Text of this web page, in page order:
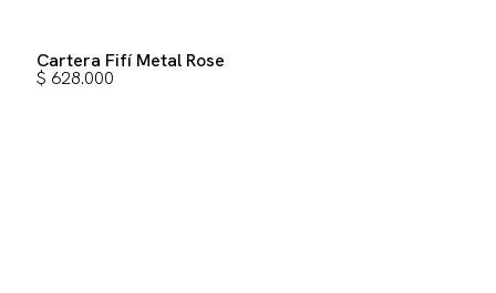
Cartera Fifí Metal Rose
$ 628.000